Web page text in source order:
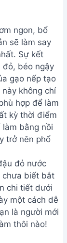
ngon, bổ
sẽ làm say
Sự kết
đỏ, béo ngậy
gạo nếp tạo
không chỉ
hợp để làm
kỳ thời điểm
làm bằng nồi
trở nên phổ
đỏ nước
chưa biết bắt
chi tiết dưới
một cách dễ
là người mới
thôi nào!